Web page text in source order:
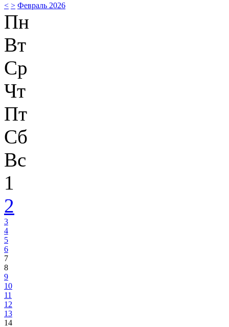
< > Февраль 2026
Пн
Вт
Ср
Чт
Пт
Сб
Вс
1
2
3
4
5
6
7
8
9
10
11
12
13
14